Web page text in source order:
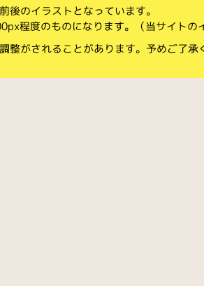
のイラストとなっています。
程度のものになります。（当サイトの
整がされることがあります。予めご了承